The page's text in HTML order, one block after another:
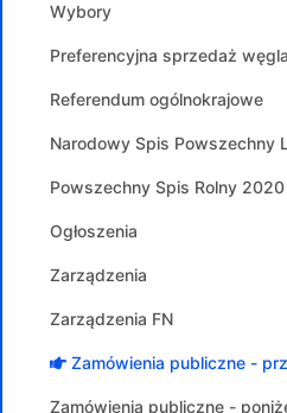
Wybory
Preferencyjna sprzedaż węgla
Referendum ogólnokrajowe
Narodowy Spis Powszechny
Powszechny Spis Rolny 2020
Ogłoszenia
Zarządzenia
Zarządzenia FN
Zamówienia publiczne -
Zamówienia publiczne -